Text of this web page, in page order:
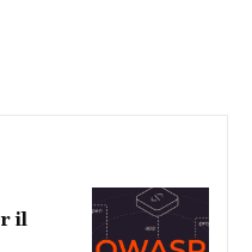
il